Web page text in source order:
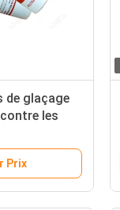
de glaçage
les
Prix